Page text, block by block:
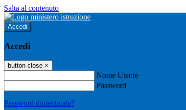
Salta al contenuto
Accedi
Accedi
button close ×
Nome Utente
Password
Password dimenticata?